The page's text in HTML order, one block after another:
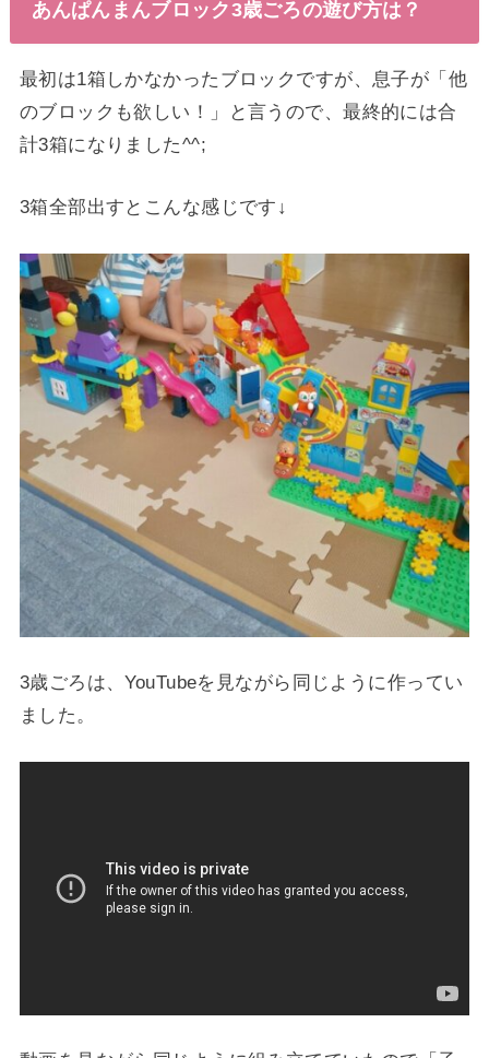
あんぱんまんブロック3歳ごろの遊び方は？
最初は1箱しかなかったブロックですが、息子が「他
のブロックも欲しい！」と言うので、最終的には合
計3箱になりました^^;
3箱全部出すとこんな感じです↓
3歳ごろは、YouTubeを見ながら同じように作ってい
ました。